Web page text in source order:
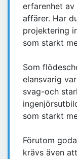
erfarenhet
affärer. Har
projektering
som starkt
Som
elansvarig
svag-och
som starkt
Förutom
krävs även